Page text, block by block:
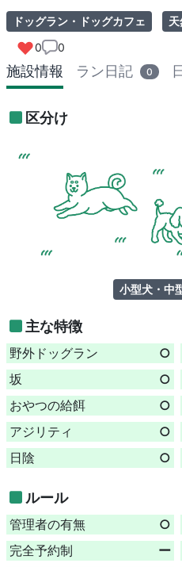
ドッグラン・ドッグカフェ
0
0
施設情報 ラン日記 0
区分け
小型犬・中
主な特徴
野外ドッグラン ○
坂
○
おやつの給餌
○
アジリティ
○
日陰
○
ルール
管理者の有無 ○
完全予約制
ー